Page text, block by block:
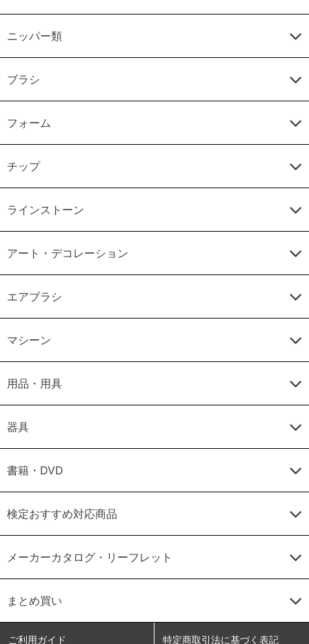
ニッパー類
ブラシ
フォーム
チップ
ラインストーン
アート・デコレーション
エアブラシ
マシーン
用品・用具
器具
書籍・DVD
検定おすすめ対応商品
メーカーカタログ・リーフレット
まとめ買い
ご利用ガイド 特定商取引法に基づく表記